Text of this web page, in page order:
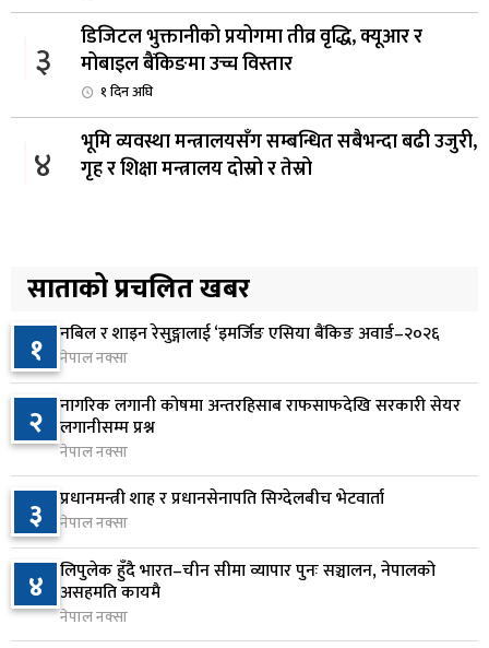
३
डिजिटल भुक्तानीको प्रयोगमा तीव्र वृद्धि, क्यूआर र
मोबाइल बैंकिङमा उच्च विस्तार
१ दिन अघि
४
भूमि व्यवस्था मन्त्रालयसँग सम्बन्धित सबैभन्दा बढी उजुरी,
गृह र शिक्षा मन्त्रालय दोस्रो र तेस्रो
५
बैंक
२ दिन अघि
६
ढल्केबर ट्रमा सेन्टर माग्दै सांसद यादवको संसद्‌मा मौन
विरोध
२ दिन अघि
७
कोइराला निवास मर्मतका लागि छुट्याइएको २ करोड
बजेट शेखरद्धारा लिन अस्वीकार
२ दिन अघि
८
रूकुम पश्चिममा प्रहरीको गाडीले मोटरसाइकललाई
ठक्कर दिँदा किशोरको मृत्यु
२ दिन अघि
साताको प्रचलित खबर
१ नबिल र शाइन रेसुङ्गालाई ‘इमर्जिङ एसिया बैंकिङ अवार्ड–२०२६
नेपाल नक्सा
२ नागरिक लगानी कोषमा अन्तरहिसाब राफसाफदेखि सरकारी सेयर
लगानीसम्म प्रश्न
नेपाल नक्सा
३ प्रधानमन्त्री शाह र प्रधानसेनापति सिग्देलबीच भेटवार्ता
नेपाल नक्सा
४ लिपुलेक हुँदै भारत–चीन सीमा व्यापार पुनः सञ्चालन, नेपालको
असहमति कायमै
नेपाल नक्सा